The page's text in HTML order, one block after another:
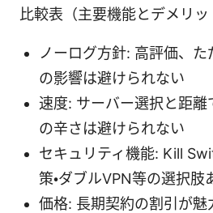
比較表（主要機能とデメリッ
ノーログ方針: 高評価、た
の影響は避けられない
速度: サーバー選択と距
の辛さは避けられない
セキュリティ機能: Kill
策・ダブルVPN等の選択肢
価格: 長期契約の割引が魅